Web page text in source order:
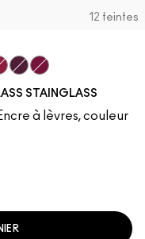
12 teintes
STAINGLASS
à lèvres, couleur